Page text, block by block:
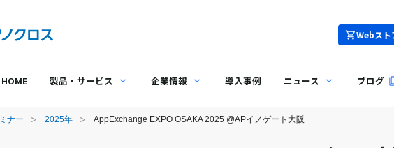
Webスト
HOME 製品・サービス 企業情報 導入事例 ニュース ブログ
ナー 2025年 AppExchange EXPO OSAKA 2025 @APイノゲート大阪